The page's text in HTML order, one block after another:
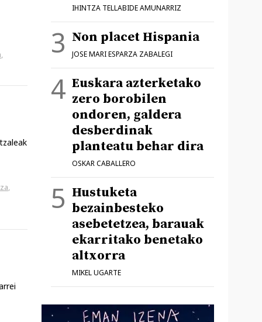
,
,
IHINTZA TELLABIDE AMUNARRIZ
Non placet Hispania
JOSE MARI ESPARZA ZABALEGI
Euskara azterketako
zero borobilen
ondoren, galdera
desberdinak
planteatu behar dira
OSKAR CABALLERO
Hustuketa
bezainbesteko
asebetetzea, barauak
ekarritako benetako
altxorra
MIKEL UGARTE